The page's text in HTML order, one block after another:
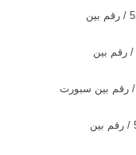
بي ان سبورت الفنطاس / 52520080 / رقم بين
بي ان سبورت الصديق / 52520080 / رقم بين
بي ان سبورت الضجيج / 52520080 / رقم بين سبورت
بي ان سبورت أبوحليفة / 52520080 / رقم بين